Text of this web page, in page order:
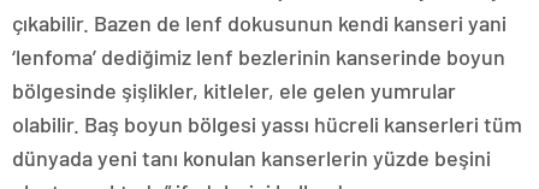
çıkabilir. Bazen de lenf dokusunun kendi kanseri yani
‘lenfoma’ dediğimiz lenf bezlerinin kanserinde boyun
bölgesinde şişlikler, kitleler, ele gelen yumrular
olabilir. Baş boyun bölgesi yassı hücreli kanserleri tüm
dünyada yeni tanı konulan kanserlerin yüzde beşini